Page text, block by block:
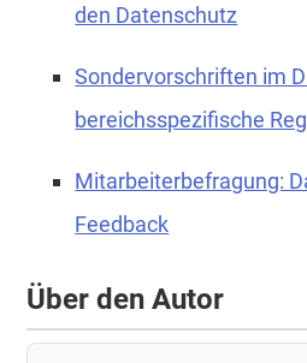
den Datenschutz
Sondervorschriften im
bereichsspezifische
Mitarbeiterbefragung:
Feedback
Über den Autor